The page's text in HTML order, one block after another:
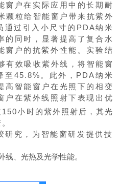
窗户在实际应用中的长期耐
颗粒给智能窗户带来抗紫外
通过引入小尺寸的PDA纳米
的同时，显著提高了复合水
窗户的抗紫外性能。实验结
有效吸收紫外线，将智能窗
至45.8%。此外，PDA纳米
高智能窗户在光照下的相变
户在紫外线照射下表现出优
小时的紫外照射后，其光
线、光热及光学性能。